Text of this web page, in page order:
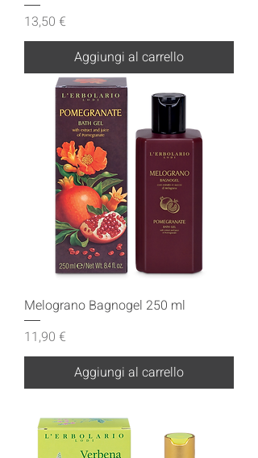
Prezzo
13,50 €
Aggiungi al carrello
Melograno Bagnogel 250 ml
Prezzo
11,90 €
Aggiungi al carrello